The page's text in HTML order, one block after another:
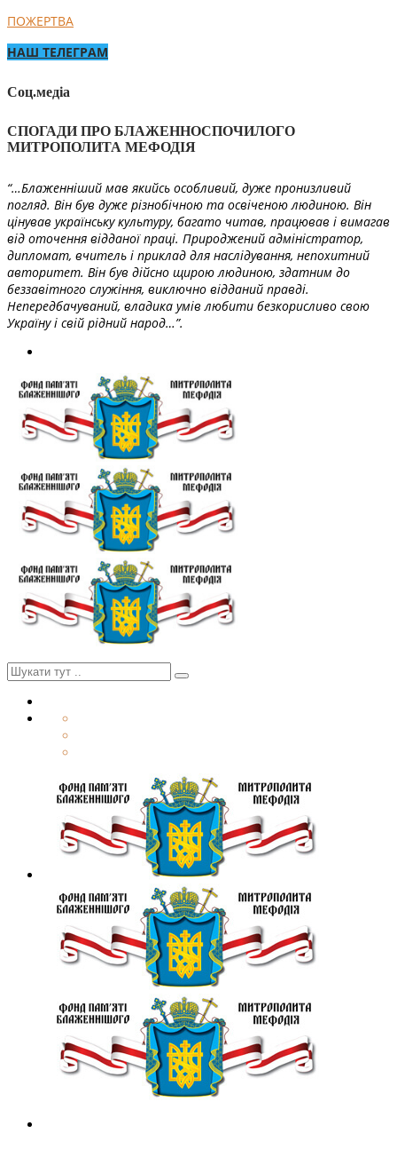
ПОЖЕРТВА
НАШ ТЕЛЕГРАМ
Соц.медіа
СПОГАДИ ПРО БЛАЖЕННОСПОЧИЛОГО
МИТРОПОЛИТА МЕФОДІЯ
“…Блаженніший мав якийсь особливий, дуже пронизливий
погляд. Він був дуже різнобічною та освіченою людиною. Він
цінував українську культуру, багато читав, працював і вимагав
від оточення відданої праці. Природжений адміністратор,
дипломат, вчитель і приклад для наслідування, непохитний
авторитет. Він був дійсно щирою людиною, здатним до
беззавітного служіння, виключно відданий правді.
Непередбачуваний, владика умів любити безкорисливо свою
Україну і свій рідний народ…”.